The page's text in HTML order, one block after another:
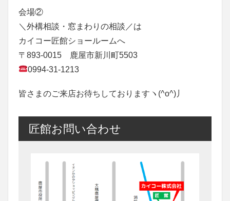
会場②
＼外構相談・窓まわりの相談／は
カイコー匠館ショールームへ
〒893-0015 鹿屋市新川町5503
0994-31-1213
皆さまのご来店お待ちしておりますヽ(^o^)丿
匠館お問い合わせ